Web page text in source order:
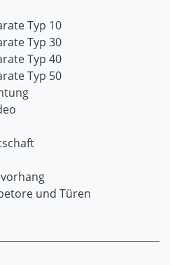
Typ 10
Typ 30
Typ 40
Typ 50
und Türen